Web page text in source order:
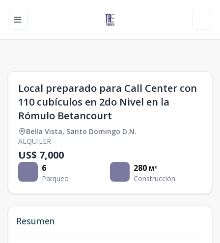
Toggle navigation menu
Local preparado para Call Center con
110 cubículos en 2do Nivel en la
Rómulo Betancourt
Bella Vista, Santo Domingo D.N.
ALQUILER
US$ 7,000
6
Parqueo
280 M²
Construcción
Resumen